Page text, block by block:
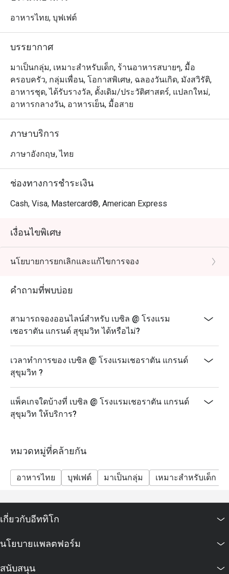
ในท้องถิ่นและยั่งยืน และนำเสนอใน
ไป
ความประทับใจ.
อาหารไทย, บุฟเฟต์
บรรยากาศ
มาเป็นกลุ่ม, เหมาะสำหรับเด็ก, ร้านอาหารสบายๆ, มื้อ
ครอบครัว, กลุ่มเพื่อน, โอกาสพิเศษ, ฉลองวันเกิด, มังสวิรัติ,
อาหารชุด, ได้รับรางวัล, ดั้งเดิม/ประวัติศาสตร์, แปลกใหม่,
อาหารกลางวัน, อาหารเย็น, มื้อสาย
ภาษาบริการ
ภาษาอังกฤษ, ไทย
ช่องทางการชำระเงิน
Cash, Visa, Mastercard®, American Express
เงื่อนไขพิเศษ
นโยบายการยกเลิกและแก้ไขการจอง
คำถามที่พบบ่อย
สามารถจองออนไลน์สำหรับ เบซิล @ โรงแรม
เชอราตัน แกรนด์ สุขุมวิท ได้หรือไม่?
เวลาทำการของ เบซิล @ โรงแรมเชอราตัน แกรนด์
สุขุมวิท ?
แพ็คเกจใดบ้างที่ เบซิล @ โรงแรมเชอราตัน แกรนด์
สุขุมวิท ให้บริการ?
หมวดหมู่ที่คล้ายกัน
อาหารไทย บุฟเฟต์ มาเป็นกลุ่ม เหมาะสำหรับเด็ก
เกี่ยวกับอีททิโก
นโยบายแพลตฟอร์ม
สนับสนุน